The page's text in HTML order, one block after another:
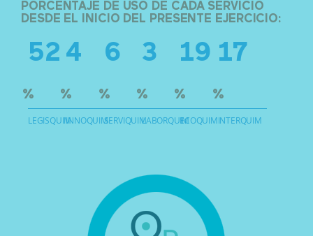
PORCENTAJE DE USO DE CADA SERVICIO
DESDE EL INICIO DEL PRESENTE EJERCICIO:
52
%
LEGISQUIM
4
%
INNOQUIM
6
%
SERVIQUIM
3
%
LABORQUIM
19
%
ECOQUIM
17
%
INTERQUIM